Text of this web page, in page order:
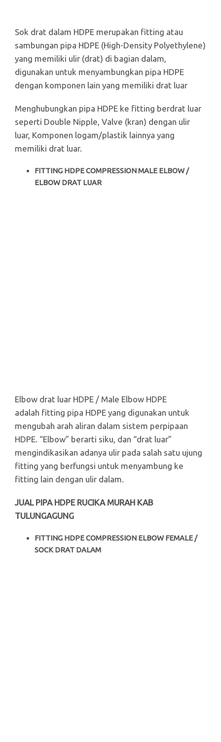
Sok drat dalam HDPE merupakan fitting atau
sambungan pipa HDPE (High-Density Polyethylene)
yang memiliki ulir (drat) di bagian dalam,
digunakan untuk menyambungkan pipa HDPE
dengan komponen lain yang memiliki drat luar
Menghubungkan pipa HDPE ke fitting berdrat luar
seperti Double Nipple, Valve (kran) dengan ulir
luar, Komponen logam/plastik lainnya yang
memiliki drat luar.
FITTING HDPE COMPRESSION MALE ELBOW /
ELBOW DRAT LUAR
Elbow drat luar HDPE / Male Elbow HDPE
adalah fitting pipa HDPE yang digunakan untuk
mengubah arah aliran dalam sistem perpipaan
HDPE. “Elbow” berarti siku, dan “drat luar”
mengindikasikan adanya ulir pada salah satu ujung
fitting yang berfungsi untuk menyambung ke
fitting lain dengan ulir dalam.
JUAL PIPA HDPE RUCIKA MURAH KAB
TULUNGAGUNG
FITTING HDPE COMPRESSION ELBOW FEMALE /
SOCK DRAT DALAM